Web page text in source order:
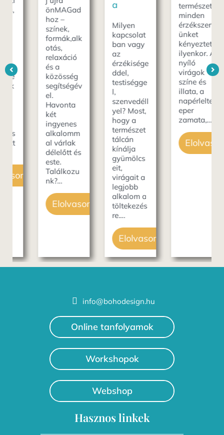
önMAGad
hoz –
színek,
formák,alk
relaxáció
közösség
segítségév
Havonta
ingyenes
alkalomm
al várlak
délelőtt és
Találkozu
Elolvasom
Milyen
kapcsolat
ban vagy
érzékisége
testiségge
szenvedéll
yel? Most,
hogy a
természet
tálcán
kínálja
gyümölcs
virágait a
legjobb
alkalom a
töltekezés
Elolvasom
természet
minden
érzékszerv
ünket
kényezteti
ilyenkor. A
virágok
színe és
illata, a
napérlelte
zamata,…
Elolvasom
info@bohodesign.hu
Online tanfolyamok
Workshopok
Webshop
Hasznos linkek